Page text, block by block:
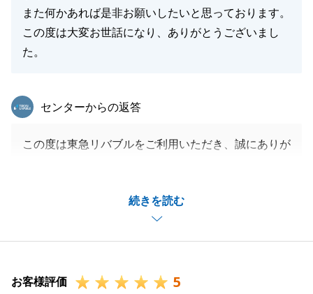
また何かあれば是非お願いしたいと思っております。
この度は大変お世話になり、ありがとうございまし
た。
続きを読む
東急リバブル
センターからの返答
この度は東急リバブルをご利用いただき、誠にありが
になれたのもM様が都度レスポンスも早く、ご協力い
ただけたおかげでございます。
また、ご相談事がございましたら何なりとご連絡くだ
私共々、今後とも弊社を末永くご愛顧賜りますよう、
お客様評価 5